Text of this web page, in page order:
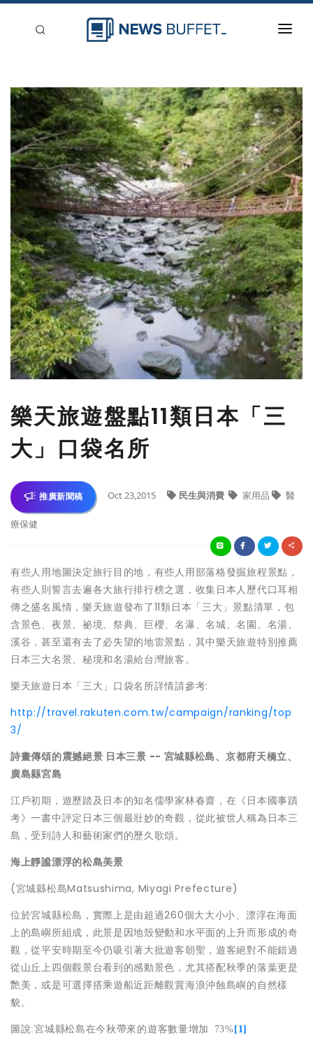
新聞稿分類
登入
刊登
樂天旅遊盤點11類日本「三
大」口袋名所
推廣新聞稿 Oct 23,2015 民生與消費 家用品 醫
療保健
有些人用地圖決定旅行目的地，有些人用部落格發掘旅程景點，
有些人則誓言去遍各大旅行排行榜之選，收集日本人歷代口耳相
傳之盛名風情，樂天旅遊發布了11類日本「三大」景點清單，包
含景色、夜景、祕境、祭典、巨櫻、名瀑、名城、名園、名湯、
溪谷，甚至還有去了必失望的地雷景點，其中樂天旅遊特別推薦
日本三大名景、秘境和名湯給台灣旅客。
樂天旅遊日本「三大」口袋名所詳情請參考:
http://travel.rakuten.com.tw/campaign/ranking/top
3/
詩畫傳頌的震撼絕景 日本三景 -- 宮城縣松島、京都府天橋立、
廣島縣宮島
江戶初期，遊歷踏及日本的知名儒學家林春齋，在《日本國事蹟
考》一書中評定日本三個最壯妙的奇觀，從此被世人稱為日本三
島，受到詩人和藝術家們的歷久歌頌。
海上靜謐漂浮的松島美景
(宮城縣松島Matsushima, Miyagi Prefecture)
位於宮城縣松島，實際上是由超過260個大大小小、漂浮在海面
上的島嶼所組成，此景是因地殼變動和水平面的上升而形成的奇
觀，從平安時期至今仍吸引著大批遊客朝聖，遊客絕對不能錯過
從山丘上四個觀景台看到的感動景色，尤其搭配秋季的落葉更是
艷美，或是可選擇搭乘遊船近距離觀賞海浪沖蝕島嶼的自然樣
貌。
圖說:宮城縣松島在今秋帶來的遊客數量增加 73% [1]